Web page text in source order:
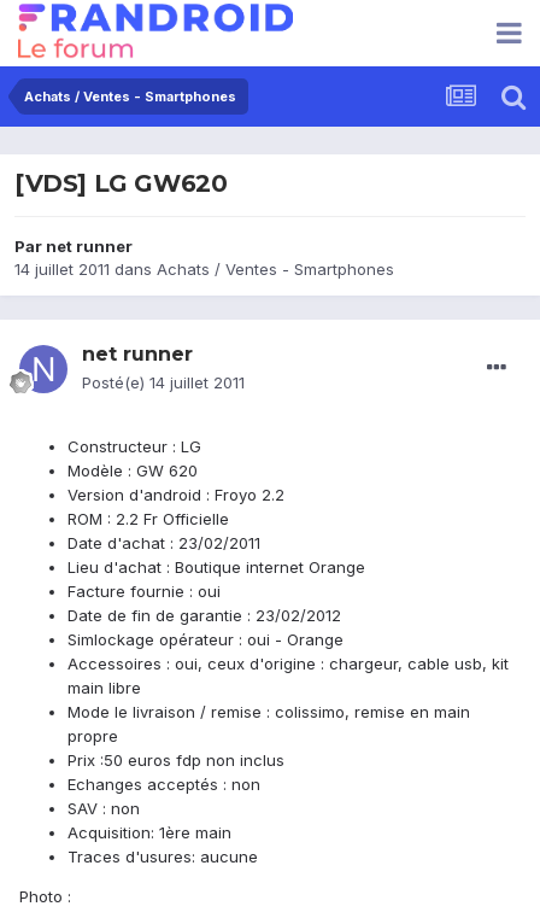
Achats / Ventes - Smartphones
[VDS] LG GW620
Par net runner
14 juillet 2011 dans Achats / Ventes - Smartphones
net runner
Posté(e) 14 juillet 2011
Constructeur : LG
Modèle : GW 620
Version d'android : Froyo 2.2
ROM : 2.2 Fr Officielle
Date d'achat : 23/02/2011
Lieu d'achat : Boutique internet Orange
Facture fournie : oui
Date de fin de garantie : 23/02/2012
Simlockage opérateur : oui - Orange
Accessoires : oui, ceux d'origine : chargeur, cable usb, kit
main libre
Mode le livraison / remise : colissimo, remise en main
propre
Prix :50 euros fdp non inclus
Echanges acceptés : non
SAV : non
Acquisition: 1ère main
Traces d'usures: aucune
Photo :